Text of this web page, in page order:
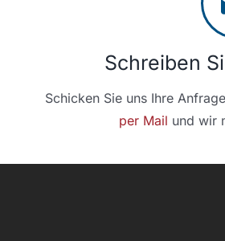
Schreiben
Schicken Sie uns Ihre
per Mail und wir